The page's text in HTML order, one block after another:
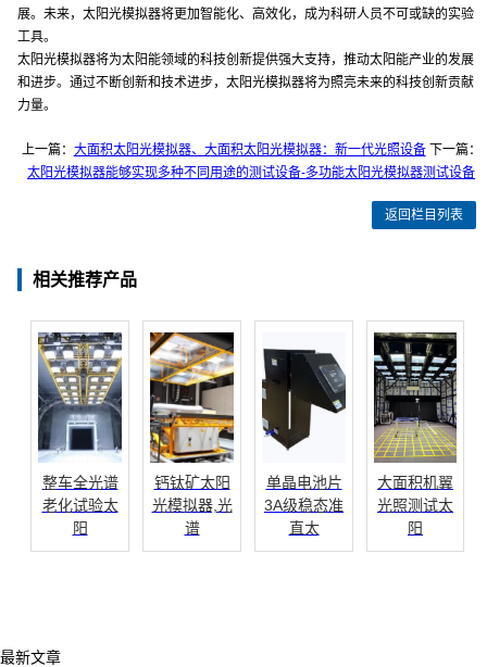
展。未来，太阳光模拟器将更加智能化、高效化，成为科研人员不可或缺的实验
工具。
太阳光模拟器将为太阳能领域的科技创新提供强大支持，推动太阳能产业的发展
和进步。通过不断创新和技术进步，太阳光模拟器将为照亮未来的科技创新贡献
力量。
上一篇： 大面积太阳光模拟器、大面积太阳光模拟器：新一代光照设备下一篇：
太阳光模拟器能够实现多种不同用途的测试设备-多功能太阳光模拟器测试设备
返回栏目列表
相关推荐产品
整车全光谱
老化试验太
阳
钙钛矿太阳
光模拟器,光
谱
单晶电池片
3A级稳态准
直太
大面积机翼
光照测试太
阳
最新文章